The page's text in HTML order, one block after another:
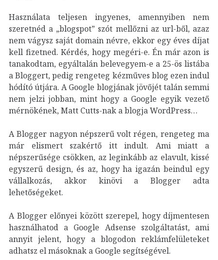
Használata teljesen ingyenes, amennyiben nem
szeretnéd a „blogspot” szót mellőzni az url-ből, azaz
nem vágysz saját domain névre, ekkor egy éves díjat
kell fizetned. Kérdés, hogy megéri-e. Én már azon is
tanakodtam, egyáltalán belevegyem-e a 25-ös listába
a Bloggert, pedig rengeteg kézműves blog ezen indul
hódító útjára. A Google blogjának jövőjét talán semmi
nem jelzi jobban, mint hogy a Google egyik vezető
mérnökének, Matt Cutts-nak a blogja WordPress…
A Blogger nagyon népszerű volt régen, rengeteg ma
már elismert szakértő itt indult. Ami miatt a
népszerűsége csökken, az leginkább az elavult, kissé
egyszerű design, és az, hogy ha igazán beindul egy
vállalkozás, akkor kinövi a Blogger adta
lehetőségeket.
A Blogger előnyei között szerepel, hogy díjmentesen
használhatod a Google Adsense szolgáltatást, ami
annyit jelent, hogy a blogodon reklámfelületeket
adhatsz el másoknak a Google segítségével.